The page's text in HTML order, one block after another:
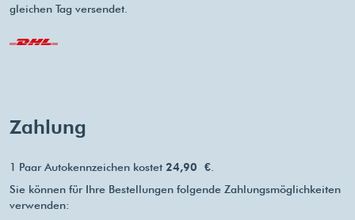
gleichen Tag versendet.
Zahlung
1 Paar Autokennzeichen kostet 24,90 €
Sie können für Ihre Bestellungen folgende Zahlungsmöglichkeiten
verwenden: